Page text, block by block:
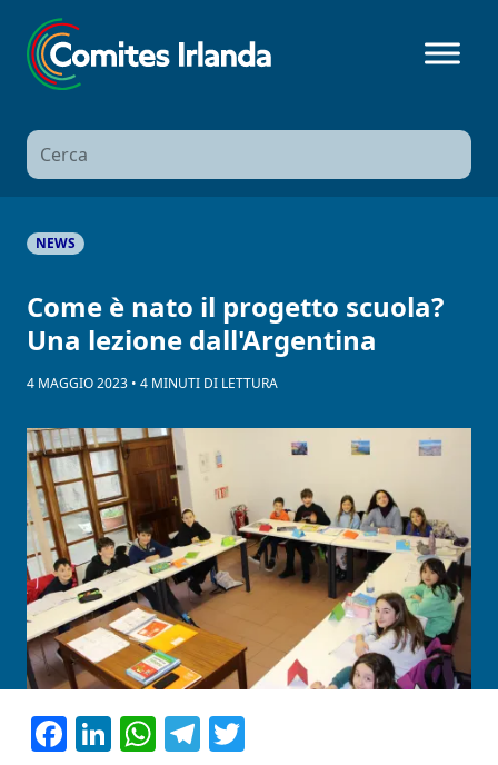
Ricerca
per:
NEWS
Come è nato il progetto scuola?
Una lezione dall'Argentina
4 MAGGIO 2023 • 4 MINUTI DI LETTURA
Facebook
LinkedIn
WhatsApp
Telegram